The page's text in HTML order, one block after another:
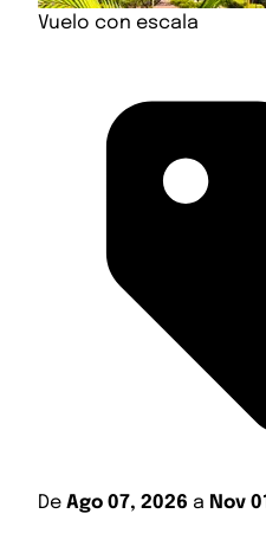
Vuelo con escala
De Ago 07, 2026 a Nov